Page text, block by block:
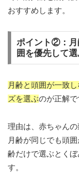
おすすめします。
ポイント②：月
囲を優先して
月齢と頭囲が一致
ズを選ぶのが正解で
理由は、赤ちゃんの
月齢が同じでも頭
齢だけで選ぶとく
す。